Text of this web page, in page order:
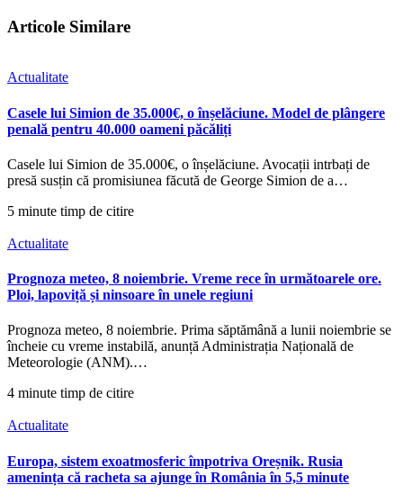
Articole Similare
Actualitate
Casele lui Simion de 35.000€, o înșelăciune. Model de plângere
penală pentru 40.000 oameni păcăliți
Casele lui Simion de 35.000€, o înșelăciune. Avocații intrbați de
presă susțin că promisiunea făcută de George Simion de a…
5 minute timp de citire
Actualitate
Prognoza meteo, 8 noiembrie. Vreme rece în următoarele ore.
Ploi, lapoviță și ninsoare în unele regiuni
Prognoza meteo, 8 noiembrie. Prima săptămână a lunii noiembrie se
încheie cu vreme instabilă, anunță Administrația Națională de
Meteorologie (ANM).…
4 minute timp de citire
Actualitate
Europa, sistem exoatmosferic împotriva Oreșnik. Rusia
amenința că racheta sa ajunge în România în 5,5 minute